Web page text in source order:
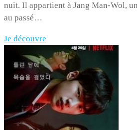
nuit. Il appartient à Jang Man-Wol,
au passé…
Je découvre